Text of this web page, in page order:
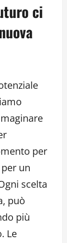
ci
per
un
scelta
può
più
Le